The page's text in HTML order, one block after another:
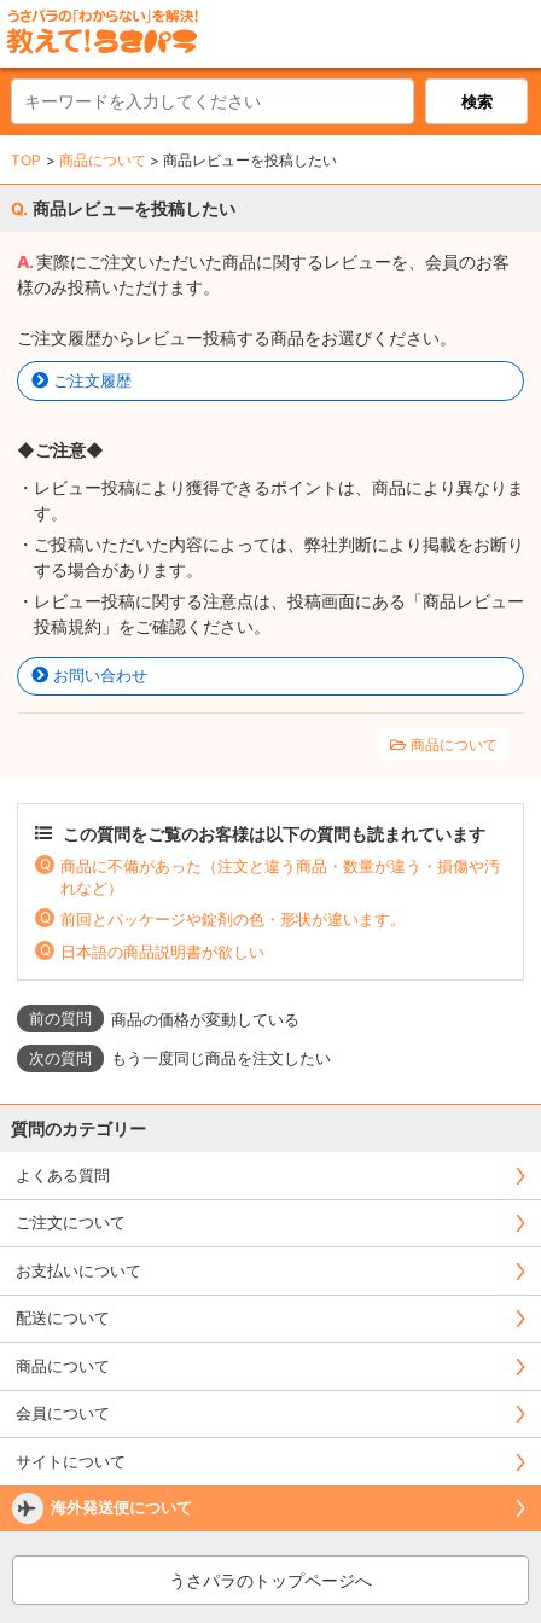
TOP 商品について 商品レビューを投稿したい
商品レビューを投稿したい
実際にご注文いただいた商品に関するレビューを、会員のお客
様のみ投稿いただけます。
ご注文履歴からレビュー投稿する商品をお選びください。
ご注文履歴
◆ご注意◆
・レビュー投稿により獲得できるポイントは、商品により異なりま
す。
・ご投稿いただいた内容によっては、弊社判断により掲載をお断り
する場合があります。
・レビュー投稿に関する注意点は、投稿画面にある「商品レビュー
投稿規約」をご確認ください。
お問い合わせ
商品について
この質問をご覧のお客様は以下の質問も読まれています
商品に不備があった（注文と違う商品・数量が違う・損傷や汚
れなど）
前回とパッケージや錠剤の色・形状が違います。
日本語の商品説明書が欲しい
商品の価格が変動している
もう一度同じ商品を注文したい
質問のカテゴリー
よくある質問
ご注文について
お支払いについて
配送について
商品について
会員について
サイトについて
海外発送便について
うさパラのトップページへ